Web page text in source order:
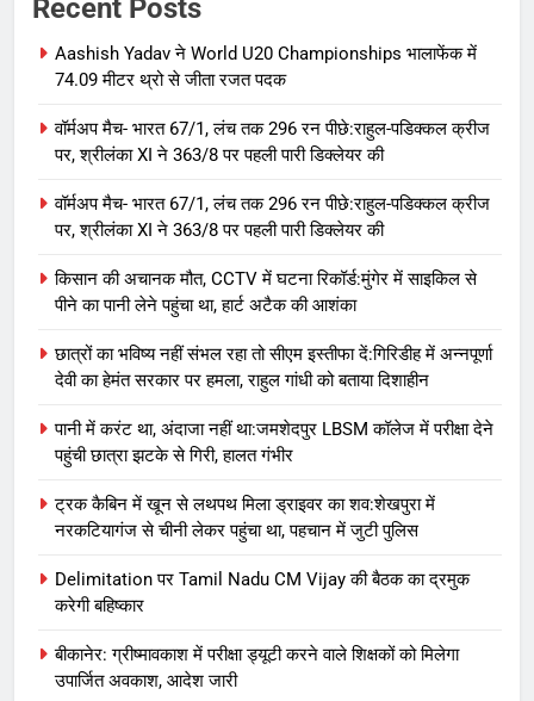
Recent Posts
Aashish Yadav ने World U20 Championships भालाफेंक में
74.09 मीटर थ्रो से जीता रजत पदक
वॉर्मअप मैच- भारत 67/1, लंच तक 296 रन पीछे:राहुल-पडिक्कल क्रीज
पर, श्रीलंका XI ने 363/8 पर पहली पारी डिक्लेयर की
वॉर्मअप मैच- भारत 67/1, लंच तक 296 रन पीछे:राहुल-पडिक्कल क्रीज
पर, श्रीलंका XI ने 363/8 पर पहली पारी डिक्लेयर की
किसान की अचानक मौत, CCTV में घटना रिकॉर्ड:मुंगेर में साइकिल से
पीने का पानी लेने पहुंचा था, हार्ट अटैक की आशंका
छात्रों का भविष्य नहीं संभल रहा तो सीएम इस्तीफा दें:गिरिडीह में अन्नपूर्णा
देवी का हेमंत सरकार पर हमला, राहुल गांधी को बताया दिशाहीन
पानी में करंट था, अंदाजा नहीं था:जमशेदपुर LBSM कॉलेज में परीक्षा देने
पहुंची छात्रा झटके से गिरी, हालत गंभीर
ट्रक कैबिन में खून से लथपथ मिला ड्राइवर का शव:शेखपुरा में
नरकटियागंज से चीनी लेकर पहुंचा था, पहचान में जुटी पुलिस
Delimitation पर Tamil Nadu CM Vijay की बैठक का द्रमुक
करेगी बहिष्कार
बीकानेर: ग्रीष्मावकाश में परीक्षा ड्यूटी करने वाले शिक्षकों को मिलेगा
उपार्जित अवकाश, आदेश जारी